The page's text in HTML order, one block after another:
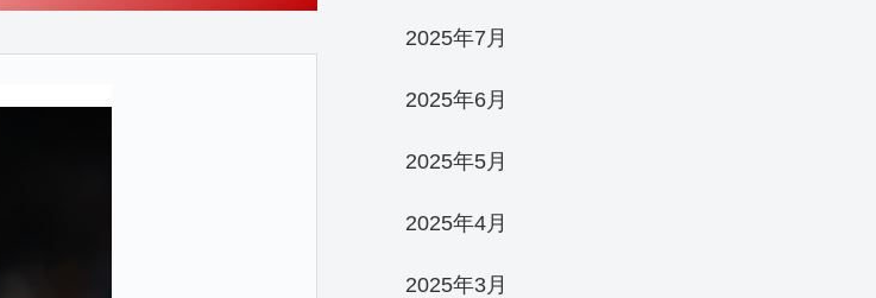
2025年7月
2025年6月
2025年5月
2025年4月
2025年3月